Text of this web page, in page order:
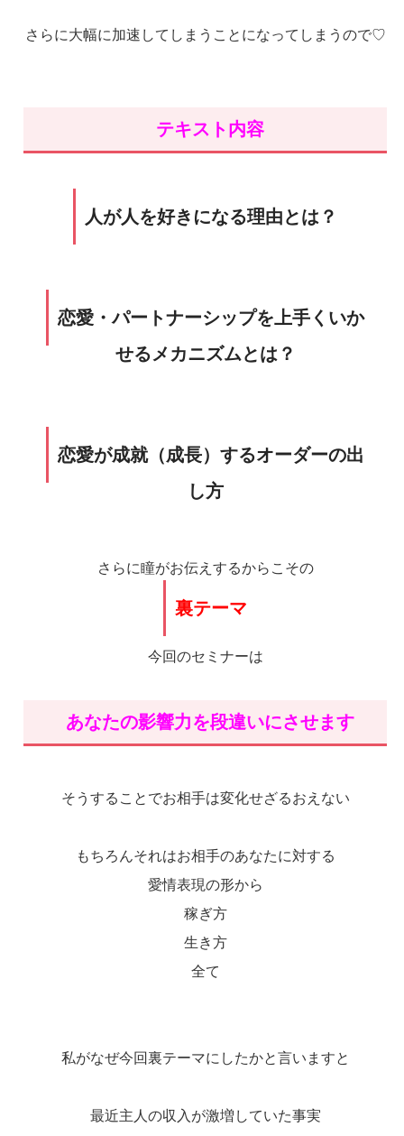
さらに大幅に加速してしまうことになってしまうので♡
テキスト内容
人が人を好きになる理由とは？
恋愛・パートナーシップを上手くいか
せるメカニズムとは？
恋愛が成就（成長）するオーダーの出
し方
さらに瞳がお伝えするからこその
裏テーマ
今回のセミナーは
あなたの影響力を段違いにさせます
そうすることでお相手は変化せざるおえない
もちろんそれはお相手のあなたに対する
愛情表現の形から
稼ぎ方
生き方
全て
私がなぜ今回裏テーマにしたかと言いますと
最近主人の収入が激増していた事実